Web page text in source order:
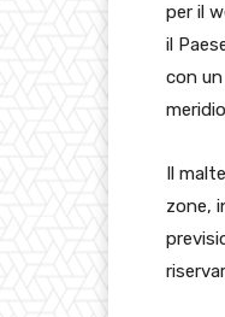
per il
il
con
Il
zone,